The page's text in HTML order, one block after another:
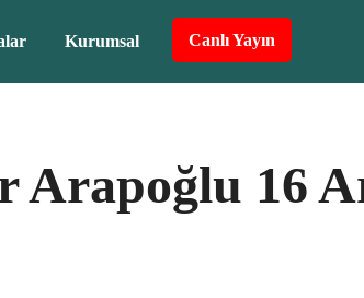
Kurumsal Canlı Yayın
Arapoğlu 16